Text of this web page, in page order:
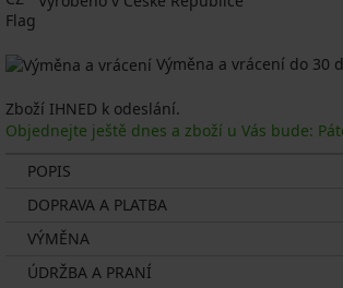
Výměna a vrácení do 30
Zboží IHNED k odeslání.
Objednejte ještě dnes a zboží u Vás bude:
POPIS
DOPRAVA A PLATBA
VÝMĚNA
ÚDRŽBA A PRANÍ